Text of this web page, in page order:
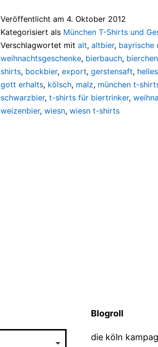
Veröffentlicht am 4. Oktober 2012
Kategorisiert als München T-Shirts und
Verschlagwortet mit alt, altbier, bayrische
weihnachtsgeschenke, bierbauch, bierchen
shirts, bockbier, export, gerstensaft, helles
gott erhalts, kölsch, malz, münchen t-
schwarzbier, t-shirts für biertrinker,
weizenbier, wiesn, wiesn t-shirts
Blogroll
die köln